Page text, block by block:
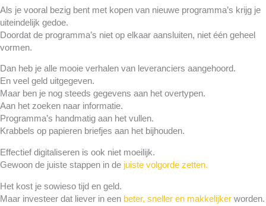
Als je vooral bezig bent met kopen van nieuwe programma’s krijg je
uiteindelijk gedoe.
Doordat de programma’s niet op elkaar aansluiten, niet één geheel
vormen.
Dan heb je alle mooie verhalen van leveranciers aangehoord.
En veel geld uitgegeven.
Maar ben je nog steeds gegevens aan het overtypen.
Aan het zoeken naar informatie.
Programma’s handmatig aan het vullen.
Krabbels op papieren briefjes aan het bijhouden.
Effectief digitaliseren is ook niet moeilijk.
Gewoon de juiste stappen in de juiste volgorde zetten.
Het kost je sowieso tijd en geld.
Maar investeer dat liever in een beter, sneller en makkelijker worden.